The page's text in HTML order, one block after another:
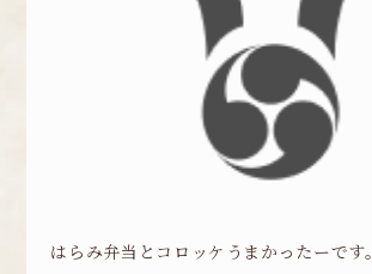
はらみ弁当とコロッケうまかったーです。